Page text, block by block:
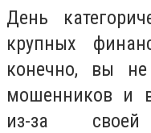
День
крупных
конечно, вы не
мошенников и
из-за